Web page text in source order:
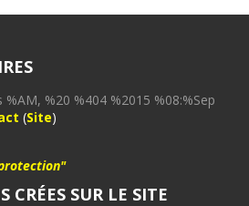
%AM, %20 %404 %2015 %08:%Sep
(Site)
CRÉES SUR LE SITE